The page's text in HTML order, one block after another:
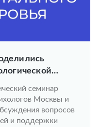
семинар
Москвы и
вопросов
и поддержки